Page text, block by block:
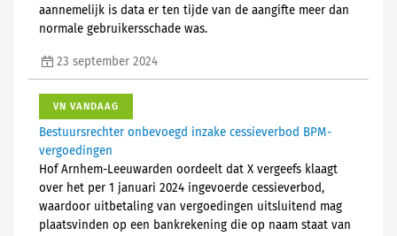
aannemelijk is data er ten tijde van de aangifte meer dan
normale gebruikersschade was.
23 september 2024
VN VANDAAG
Bestuursrechter onbevoegd inzake cessieverbod BPM-
vergoedingen
Hof Arnhem-Leeuwarden oordeelt dat X vergeefs klaagt
over het per 1 januari 2024 ingevoerde cessieverbod,
waardoor uitbetaling van vergoedingen uitsluitend mag
plaatsvinden op een bankrekening die op naam staat van